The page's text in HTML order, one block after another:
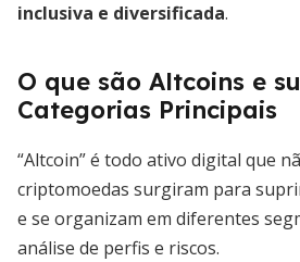
inclusiva e diversificada.
O que são Altcoins e
Categorias Principais
“Altcoin” é todo ativo digital que
criptomoedas surgiram para
e se organizam em diferentes
análise de perfis e riscos.